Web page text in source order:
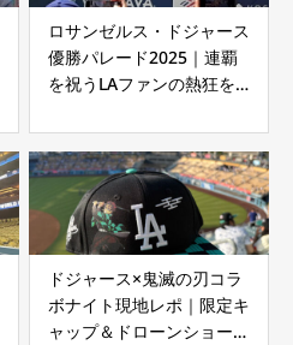
ロサンゼルス・ドジャース
優勝パレード2025｜連覇
を祝うLAファンの熱狂を
ドジャース×鬼滅の刃コラ
ボナイト現地レポ｜限定キ
ャップ＆ドローンショーの